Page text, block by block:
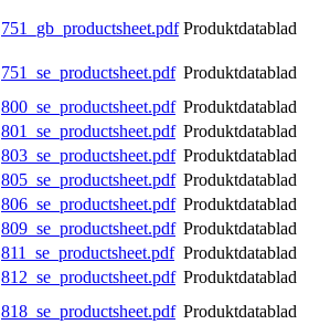
751_gb_productsheet.pdf Produktdatablad
751_se_productsheet.pdf Produktdatablad
800_se_productsheet.pdf Produktdatablad
801_se_productsheet.pdf Produktdatablad
803_se_productsheet.pdf Produktdatablad
805_se_productsheet.pdf Produktdatablad
806_se_productsheet.pdf Produktdatablad
809_se_productsheet.pdf Produktdatablad
811_se_productsheet.pdf Produktdatablad
812_se_productsheet.pdf Produktdatablad
818_se_productsheet.pdf Produktdatablad